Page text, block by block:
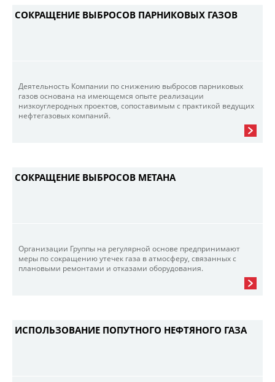
СОКРАЩЕНИЕ ВЫБРОСОВ ПАРНИКОВЫХ ГАЗОВ
Деятельность Компании по снижению выбросов парниковых
газов основана на имеющемся опыте реализации
низкоуглеродных проектов, сопоставимым с практикой ведущих
нефтегазовых компаний.
СОКРАЩЕНИЕ ВЫБРОСОВ МЕТАНА
Организации Группы на регулярной основе предпринимают
меры по сокращению утечек газа в атмосферу, связанных с
плановыми ремонтами и отказами оборудования.
ИСПОЛЬЗОВАНИЕ ПОПУТНОГО НЕФТЯНОГО ГАЗА